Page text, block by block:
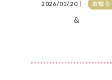
2026/01/20｜ お知ら
&